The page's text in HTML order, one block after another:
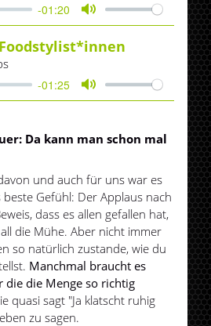
-01:20
Mute
-01:25
Mute
Da kann man schon mal
und auch für uns war es
Gefühl: Der Applaus nach
dass es allen gefallen hat,
die Mühe. Aber nicht immer
so natürlich zustande, wie du
Manchmal braucht es
die die Menge so richtig
quasi sagt "Ja klatscht ruhig
zu sagen.